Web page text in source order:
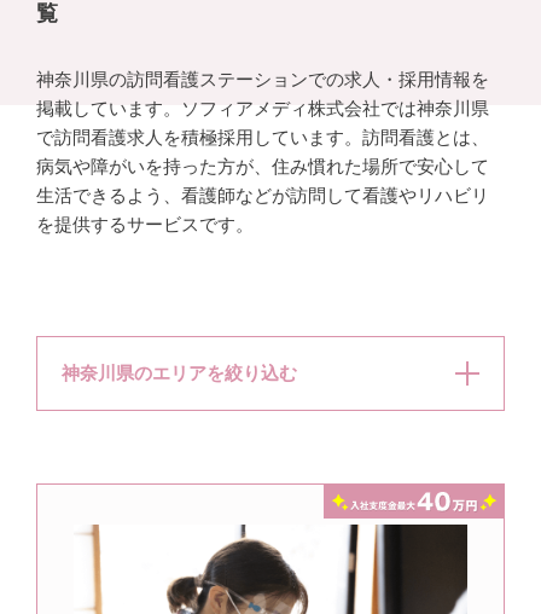
覧
神奈川県の訪問看護ステーションでの求人・採用情報を
掲載しています。ソフィアメディ株式会社では神奈川県
で訪問看護求人を積極採用しています。訪問看護とは、
病気や障がいを持った方が、住み慣れた場所で安心して
生活できるよう、看護師などが訪問して看護やリハビリ
を提供するサービスです。
神奈川県のエリアを絞り込む